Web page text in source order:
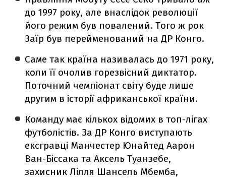
до 1997 року, але внаслідок революції
його режим був повалений. Того ж рок
Заїр був перейменований на ДР Конго.
Саме так країна називалась до 1971 року,
коли її очолив горезвісний диктатор.
Поточний чемпіонат світу буде лише
другим в історії африканської країни.
Команду має кількох відомих в топ-лігах
футболістів. За ДР Конго виступають
ексгравці Манчестер Юнайтед Аарон
Ван-Біссака та Аксель Туанзебе,
захисник Лілля Шансель Мбемба,